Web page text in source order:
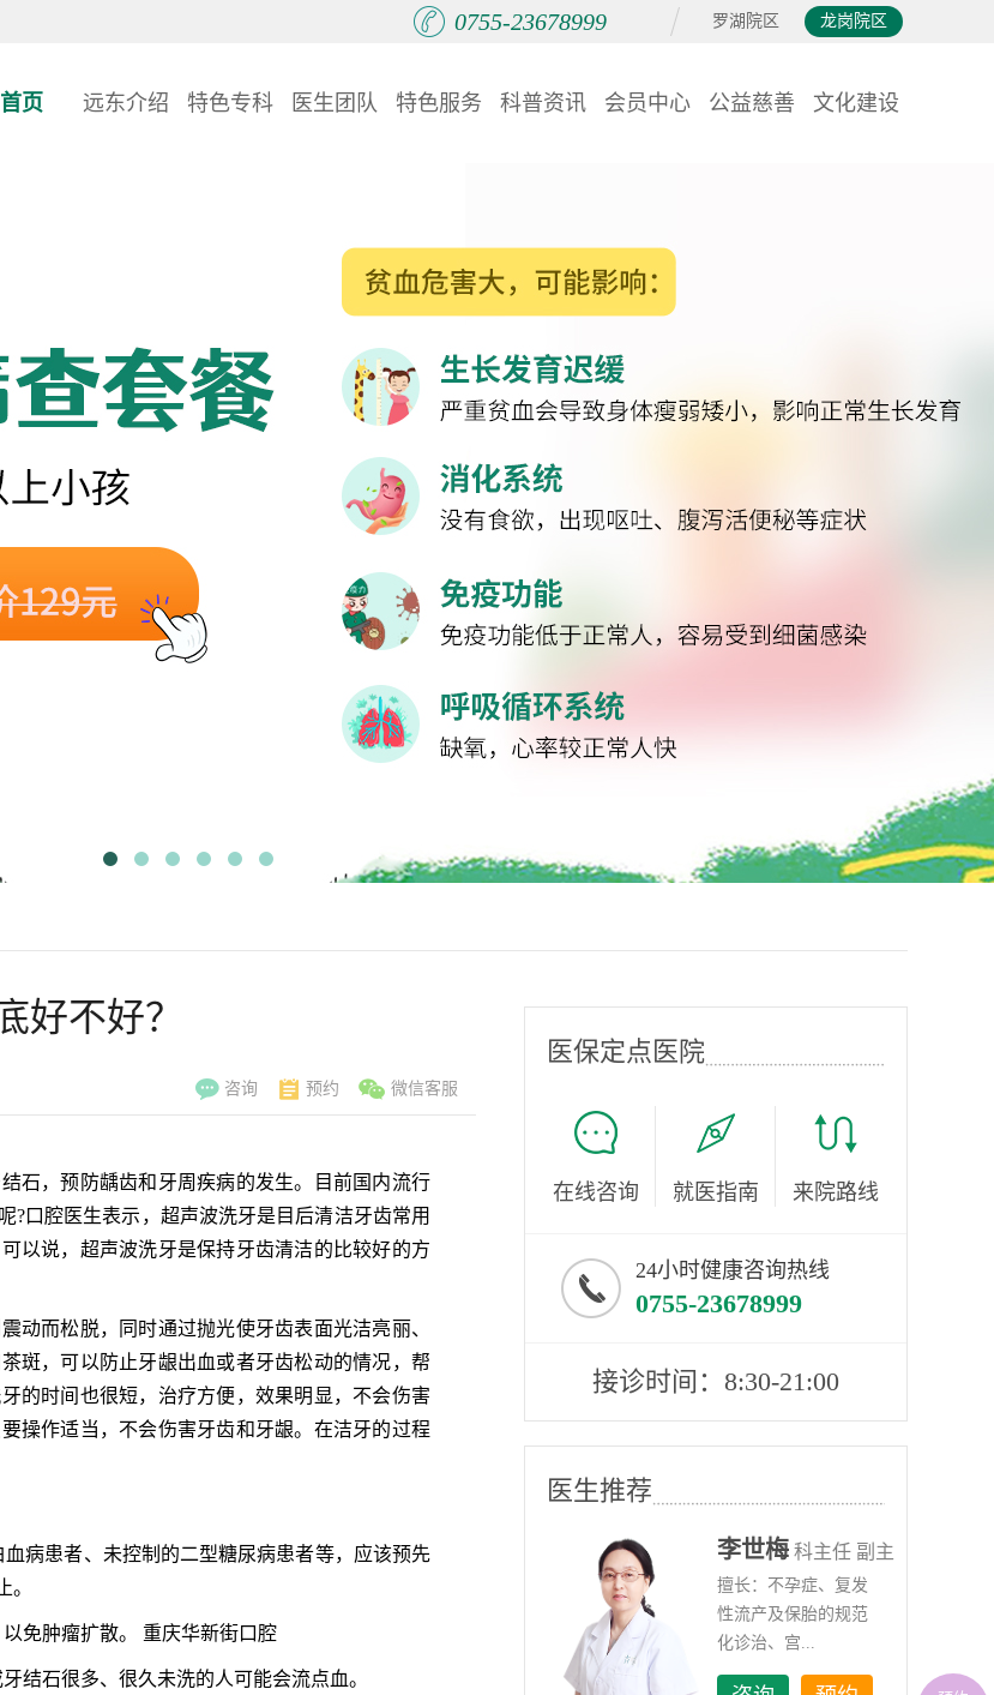
罗湖院区 龙岗院区
0755-23678999
首页 远东介绍 特色专科 医生团队 特色服务 科普资讯 会员中心 公益慈善 文化建设
好不好？
咨询 预约 微信客服
石，预防龋齿和牙周疾病的发生。目前国内流行
?口腔医生表示，超声波洗牙是目后清洁牙齿常用
以说，超声波洗牙是保持牙齿清洁的比较好的方
而松脱，同时通过抛光使牙齿表面光洁亮丽、
斑，可以防止牙龈出血或者牙齿松动的情况，帮
的时间也很短，治疗方便，效果明显，不会伤害
操作适当，不会伤害牙齿和牙龈。在洁牙的过程
患者、未控制的二型糖尿病患者等，应该预先
。
免肿瘤扩散。 重庆华新街口腔
石很多、很久未洗的人可能会流点血。
医保定点医院
在线咨询 就医指南 来院路线
24小时健康咨询热线
0755-23678999
接诊时间：8:30-21:00
医生推荐
李翠玲 副主任医师 李世梅 科主任 副主
任医师
擅长：不孕症、复发
性流产及保胎的规范
化诊治、宫...